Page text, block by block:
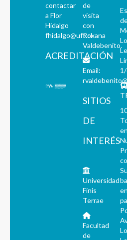
contactar
a Flor
Hidalgo
fhidalgo@uft.cl
ACREDITACIÓN
de
visita
con
Roxana
Valdebenito.
Email:
SITIOS
DE
INTERÉS
Universidad
Finis
Terrae
Facultad
de